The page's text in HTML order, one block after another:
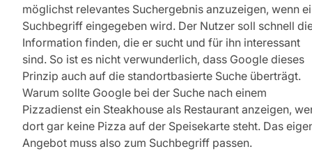
möglichst relevantes Suchergebnis anzuzeigen, wenn
Suchbegriff eingegeben wird. Der Nutzer soll schnell
Information finden, die er sucht und für ihn interessant
sind. So ist es nicht verwunderlich, dass Google dieses
Prinzip auch auf die standortbasierte Suche überträgt.
Warum sollte Google bei der Suche nach einem
Pizzadienst ein Steakhouse als Restaurant anzeigen,
dort gar keine Pizza auf der Speisekarte steht. Das
Angebot muss also zum Suchbegriff passen.